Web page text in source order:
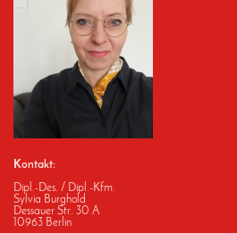
Kontakt:
Dipl.-Des. / Dipl.-Kfm.
Sylvia Burghold
Dessauer Str. 30 A
10963 Berlin